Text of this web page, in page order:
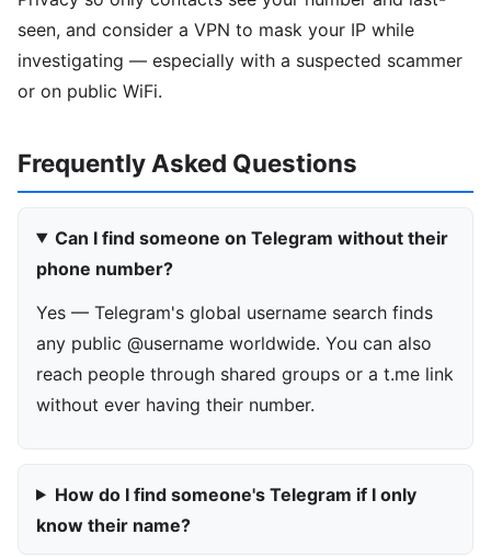
seen, and consider a VPN to mask your IP while
investigating — especially with a suspected scammer
or on public WiFi.
Frequently Asked Questions
Can I find someone on Telegram without their
phone number?
Yes — Telegram's global username search finds
any public @username worldwide. You can also
reach people through shared groups or a t.me link
without ever having their number.
How do I find someone's Telegram if I only
know their name?